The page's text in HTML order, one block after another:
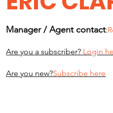
Manager / Agent contact:
Are you a subscriber? Login
Are you new?Subscribe here